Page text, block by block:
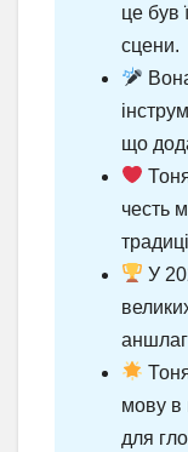
це був
сцени.
що
честь
У
мову в
для